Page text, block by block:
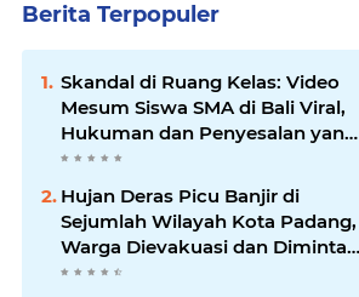
Berita Terpopuler
Skandal di Ruang Kelas: Video
Mesum Siswa SMA di Bali Viral,
Hukuman dan Penyesalan yang
Mengikuti
Hujan Deras Picu Banjir di
Sejumlah Wilayah Kota Padang,
Warga Dievakuasi dan Diminta
Waspada Banjir Susulan